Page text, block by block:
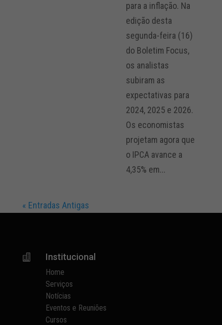
para a inflação. Na
edição desta
segunda-feira (16)
do Boletim Focus,
os analistas
subiram as
expectativas para
2024, 2025 e 2026.
Os economistas
projetam agora que
o IPCA avance a
4,35% em...
« Entradas Antigas
 Institucional
Home
Serviços
Notícias
Eventos e Reuniões
Cursos